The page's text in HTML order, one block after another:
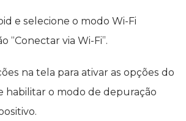
e selecione o modo Wi-Fi
“Conectar via Wi-Fi”.
na tela para ativar as opções do
habilitar o modo de depuração